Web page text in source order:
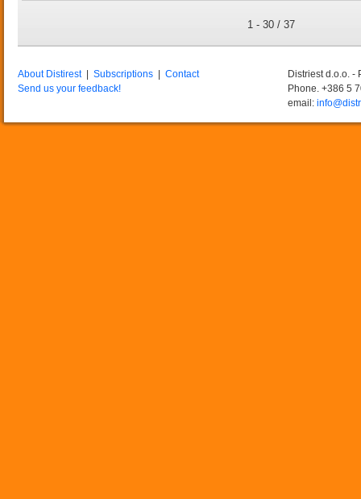
1 - 30 / 37
About Distirest| Subscriptions
Contact
Send us your feedback!
Distriest d.o.o. -
Phone. +386 5
email: